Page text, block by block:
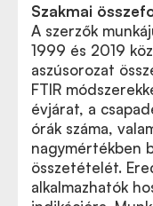
Szakmai
A szerzők
1999 és 2019
aszúsorozat
FTIR
évjárat, a
órák száma,
nagymértékben
összetételét.
alkalmazhatók